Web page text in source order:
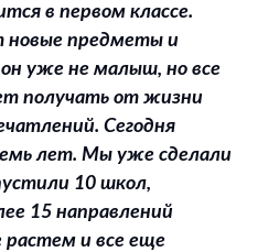
в первом классе.
новые предметы и
уже не малыш, но все
получать от жизни
Сегодня
лет. Мы уже сделали
10 школ,
15 направлений
растем и все еще